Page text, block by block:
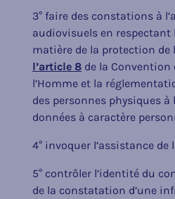
3° faire des constations à
audiovisuels en
matière de la protection de
l’article 8 de la Convention
l’Homme et la
des personnes physiques
données à caractère
4° invoquer l’assistance de
5° contrôler l’identité du
de la constatation d’une